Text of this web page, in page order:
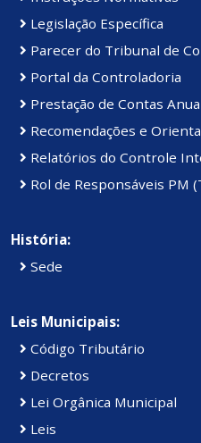
Legislação Específica
Parecer do Tribunal de
Portal da Controladoria
Prestação de Contas
Recomendações e
Relatórios do Controle
Rol de Responsáveis PM
História:
Sede
Leis Municipais:
Código Tributário
Decretos
Lei Orgânica Municipal
Leis